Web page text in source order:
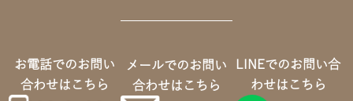
お電話でのお問い
合わせはこちら
メールでのお問い
合わせはこちら
LINEでのお問い合
わせはこちら